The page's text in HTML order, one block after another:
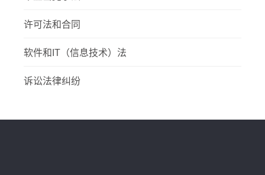
许可法和合同
软件和IT（信息技术）法
诉讼法律纠纷